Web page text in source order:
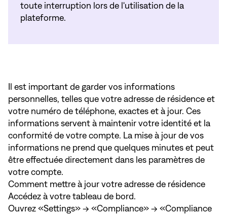
toute interruption lors de l'utilisation de la
plateforme.
Il est important de garder vos informations
personnelles, telles que votre adresse de résidence et
votre numéro de téléphone, exactes et à jour. Ces
informations servent à maintenir votre identité et la
conformité de votre compte. La mise à jour de vos
informations ne prend que quelques minutes et peut
être effectuée directement dans les paramètres de
votre compte.
Comment mettre à jour votre adresse de résidence
Accédez à votre tableau de bord.
Ouvrez «Settings» → «Compliance» → «Compliance